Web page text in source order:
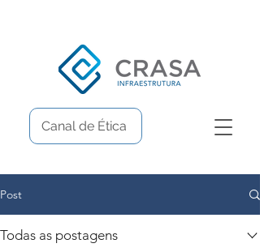
Canal de Ética
Post
Todas as postagens